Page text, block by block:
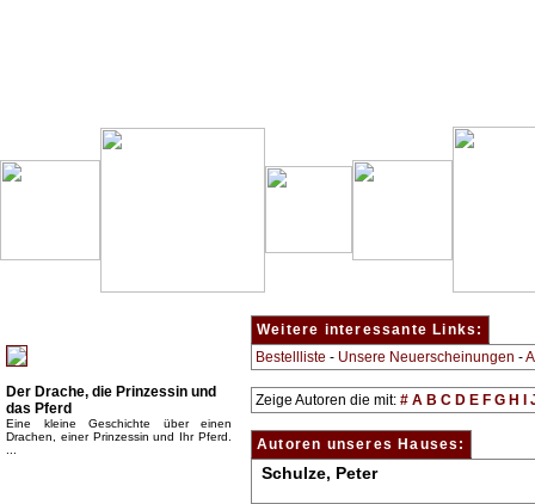
Der Drache, die Prinzessin und
das Pferd
Eine kleine Geschichte über einen
Drachen, einer Prinzessin und Ihr Pferd.
Weitere interessante Links:
Bestellliste - Unsere Neuerscheinungen -
Zeige Autoren die mit: # A B C D E F G H
Autoren unseres Hauses:
Schulze, Peter